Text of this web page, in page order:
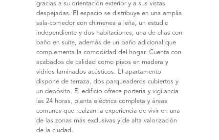
gracias a su orientación exterior y a sus vistas
despejadas. El espacio se distribuye en una amplia
sala-comedor con chimenea a leña, un estudio
independiente y dos habitaciones, una de ellas con
baño en suite, además de un baño adicional que
complementa la comodidad del hogar. Cuenta con
acabados de calidad como pisos en madera y
vidrios laminados acústicos. El apartamento
dispone de terraza, dos parqueaderos cubiertos y
un depósito. El edificio ofrece portería y vigilancia
las 24 horas, planta eléctrica completa y áreas
comunes que realzan la experiencia de vivir en una
de las zonas más exclusivas y de alta valorización
de la ciudad.